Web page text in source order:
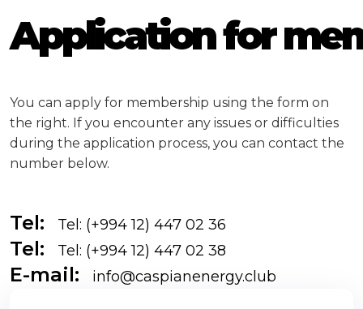
Application for
You can apply for membership using the form on
the right. If you encounter any issues or difficulties
during the application process, you can contact the
number below.
Tel: Tel: (+994 12) 447 02 36
Tel: Tel: (+994 12) 447 02 38
E-mail: info@caspianenergy.club